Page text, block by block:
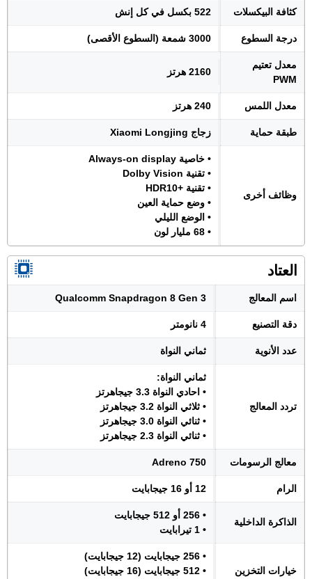
كثافة البيكسلات 522 بكسل في كل إنش
درجة السطوع 3000 شمعة (السطوع الأقصى)
معدل تعتيم
PWM
2160 هرتز
معدل اللمس 240 هرتز
طبقة حماية زجاج Xiaomi Longjing
وظائف أخرى
• خاصية Always-on display
• تقنية Dolby Vision
• تقنية +HDR10
• وضع حماية العين
• الوضع الليلي
• 68 مليار لون
العتاد
اسم المعالج Qualcomm Snapdragon 8 Gen 3
دقة التصنيع 4 نانومتر
عدد الأنوية ثماني النواة
تردد المعالج
ثماني النواة:
• احادي النواة 3.3 جيجاهرتز
• ثلاثي النواة 3.2 جيجاهرتز
• ثنائي النواة 3.0 جيجاهرتز
• ثنائي النواة 2.3 جيجاهرتز
معالج الرسومات Adreno 750
الرام 12 أو 16 جيجابايت
الذاكرة الداخلية
• 256 أو 512 جيجابايت
• 1 تيرابايت
خيارات التخزين
• 256 جيجابايت (12 جيجابايت)
• 512 جيجابايت (16 جيجابايت)